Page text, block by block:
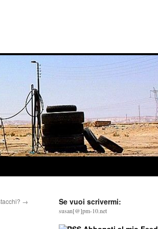
→ Se vuoi scrivermi:
susan[@]pm-10.net